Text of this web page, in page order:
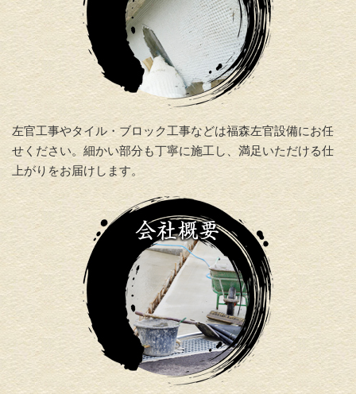
左官工事やタイル・ブロック工事などは福森左官設備にお任
せください。細かい部分も丁寧に施工し、満足いただける仕
上がりをお届けします。